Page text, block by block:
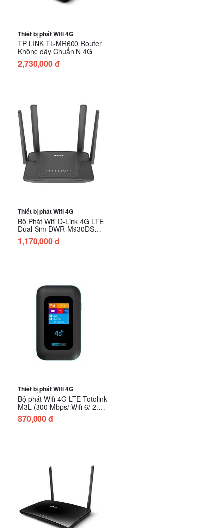
Thiết bị phát Wifi 4G
TP LINK TL-MR600 Router
Không dây Chuẩn N 4G
2,730,000 đ
Thiết bị phát Wifi 4G
Bộ Phát Wifi D-Link 4G LTE
Dual-Sim DWR-M930DS
(300 Mbps/ Wifi 4/ 2.4 GHz)
1,170,000 đ
Thiết bị phát Wifi 4G
Bộ phát Wifi 4G LTE Totolink
M3L (300 Mbps/ Wifi 6/ 2.4/5
GHz)
870,000 đ